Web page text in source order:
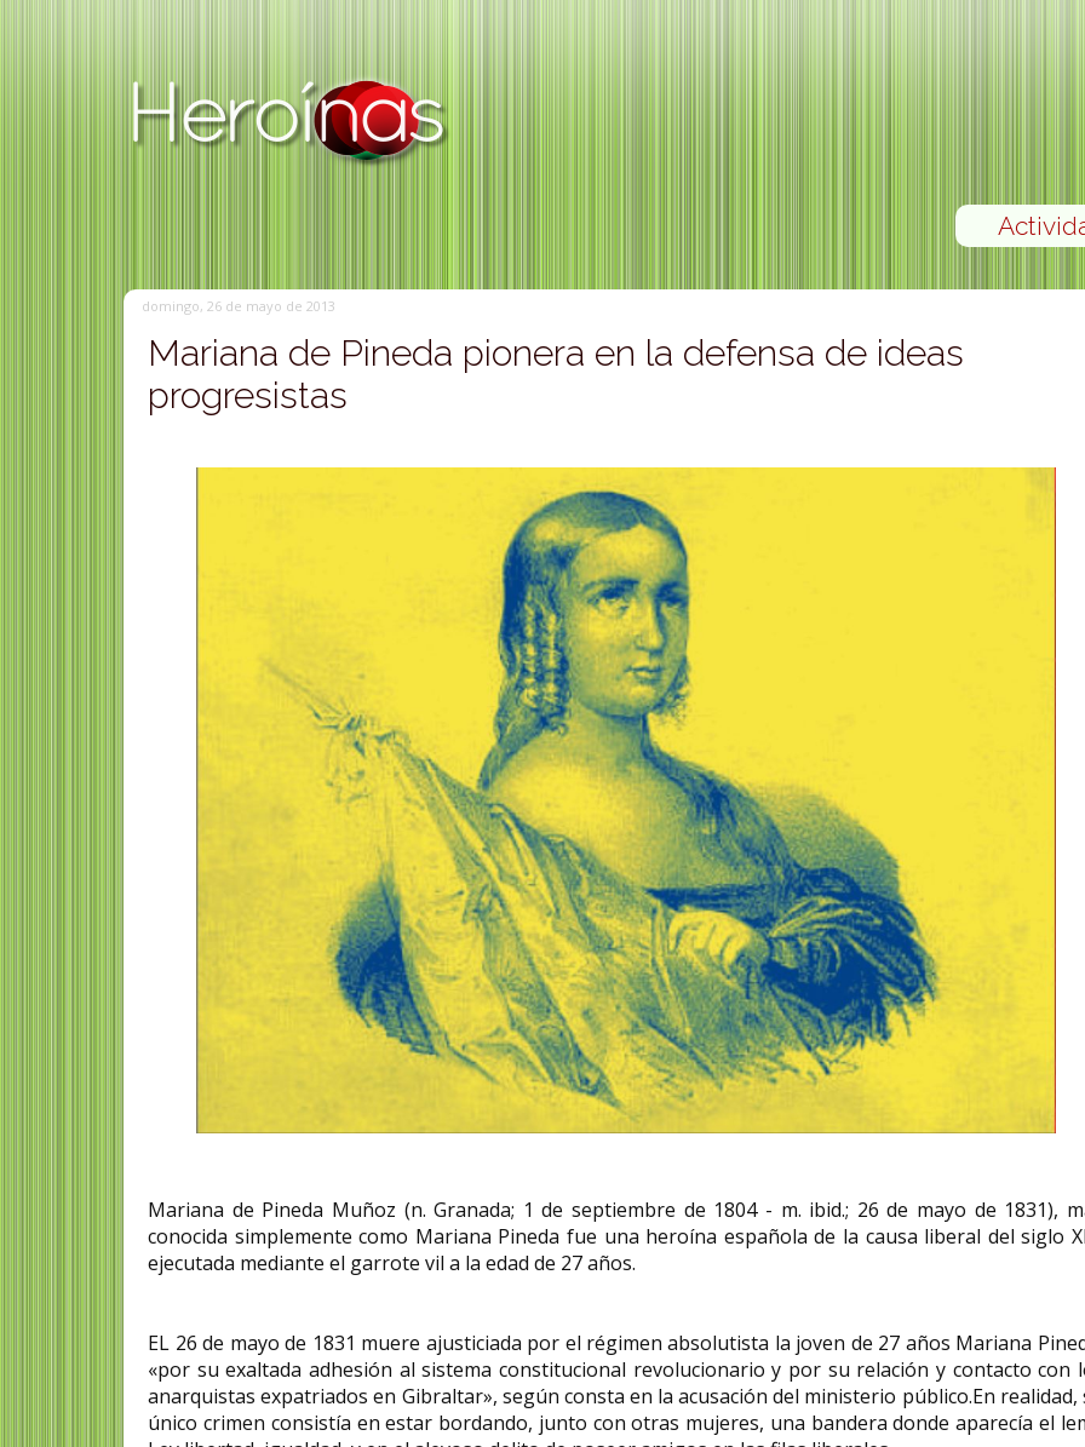
domingo, 26 de mayo de 2013
Mariana de Pineda pionera en la defensa de ideas
progresistas
Mariana de Pineda Muñoz (n. Granada; 1 de septiembre de 1804 - m. ibid.; 26 de mayo de 1831),
conocida simplemente como Mariana Pineda fue una heroína española de la causa liberal del siglo
ejecutada mediante el garrote vil a la edad de 27 años.
EL 26 de mayo de 1831 muere ajusticiada por el régimen absolutista la joven de 27 años Mariana
«por su exaltada adhesión al sistema constitucional revolucionario y por su relación y contacto con
anarquistas expatriados en Gibraltar», según consta en la acusación del ministerio público.En realidad,
único crimen consistía en estar bordando, junto con otras mujeres, una bandera donde aparecía el
artista visual y educadora
nacida en Jamaica
Rosa-Linda
docente y